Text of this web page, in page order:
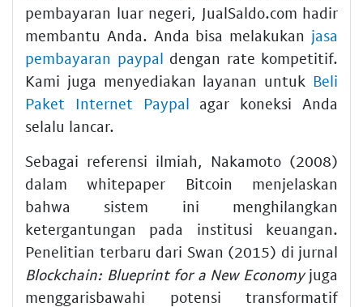
pembayaran luar negeri, JualSaldo.com hadir
membantu Anda. Anda bisa melakukan jasa
pembayaran paypal dengan rate kompetitif.
Kami juga menyediakan layanan untuk Beli
Paket Internet Paypal agar koneksi Anda
selalu lancar.
Sebagai referensi ilmiah, Nakamoto (2008)
dalam whitepaper Bitcoin menjelaskan
bahwa sistem ini menghilangkan
ketergantungan pada institusi keuangan.
Penelitian terbaru dari Swan (2015) di jurnal
Blockchain: Blueprint for a New Economyjuga
menggarisbawahi potensi transformatif